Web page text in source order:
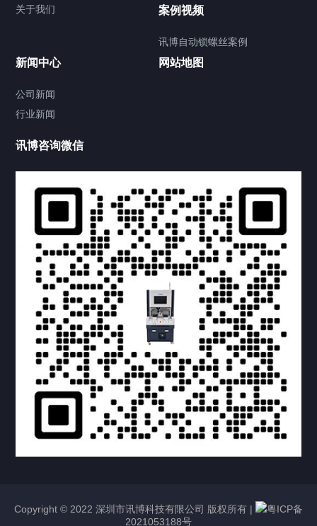
提交您的需求，获取产品资料与报价
关于我们
案例视频
讯博自动锁螺丝案例
新闻中心
公司新闻
行业新闻
网站地图
讯博咨询微信
Copyright © 2022 深圳市讯博科技有限公司 版权所有 |
粤ICP备
2021053188号